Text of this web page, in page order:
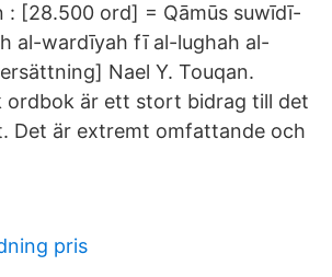
: [28.500 ord] = Qāmūs suwīdī-
al-wardīyah fī al-lughah al-
Nael Y. Touqan.
ordbok är ett stort bidrag till det
Det är extremt omfattande och
pris